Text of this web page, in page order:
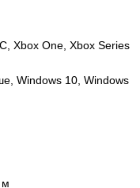
Xbox One, Xbox Series
Windows 10, Windows
м